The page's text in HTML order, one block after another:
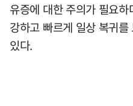
유증에 대한 주의가 필요
강하고 빠르게 일상 복귀
있다.